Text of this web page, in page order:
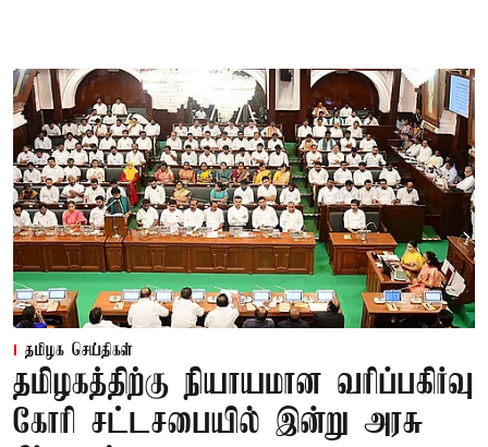
தமிழக செய்திகள்
தமிழகத்திற்கு நியாயமான வரிப்பகிர்வு
கோரி சட்டசபையில் இன்று அரசு